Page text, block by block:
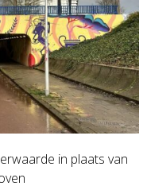
in plaats van